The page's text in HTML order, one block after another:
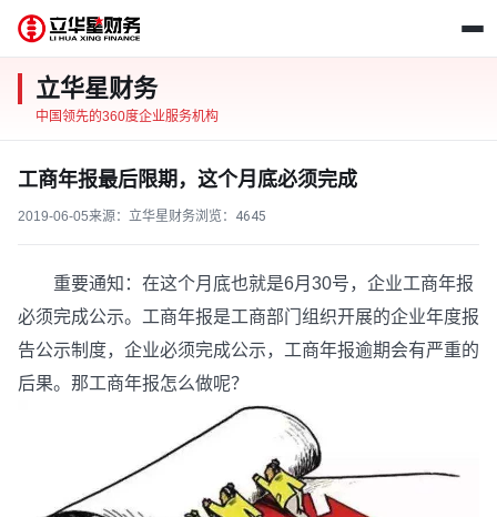
立华星财务
中国领先的360度企业服务机构
工商年报最后限期，这个月底必须完成
2019-06-05来源：立华星财务浏览： 4645
重要通知：在这个月底也就是6月30号，企业工商年报
必须完成公示。工商年报是工商部门组织开展的企业年度报
告公示制度，企业必须完成公示，工商年报逾期会有严重的
后果。那工商年报怎么做呢？